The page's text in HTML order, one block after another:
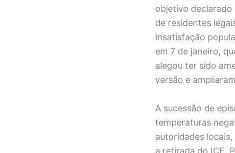
objetivo
de residentes
insatisfação
em 7 de janeiro,
alegou ter sido
versão e
A sucessão de
temperaturas
autoridades
a retirada do ICE.